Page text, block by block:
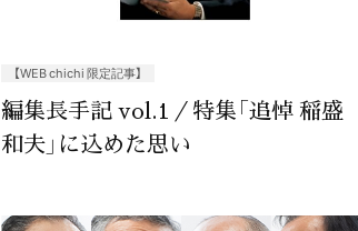
【WEB chichi 限定記事】
編集長手記 vol.1／特集「追悼 稲盛
和夫」に込めた思い